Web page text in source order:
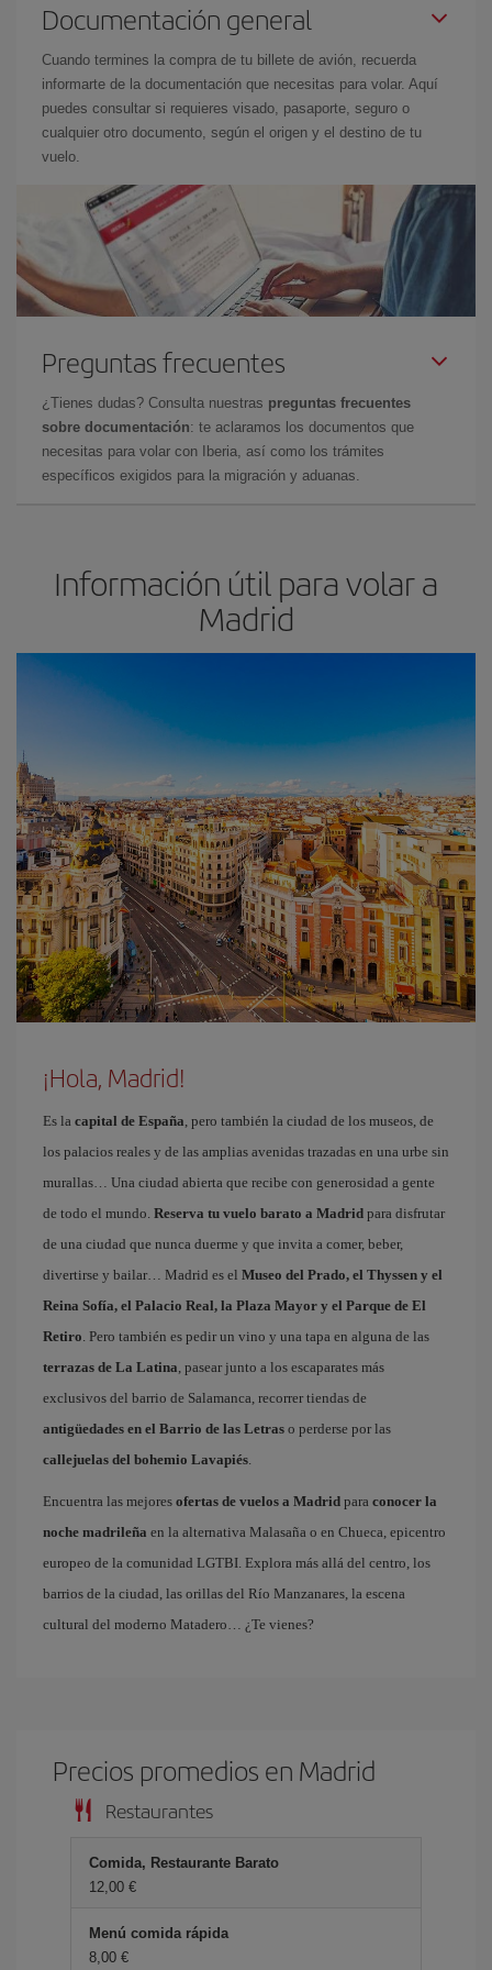
Documentación general
Cuando termines la compra de tu billete de avión, recuerda
informarte de la documentación que necesitas para volar. Aquí
puedes consultar si requieres visado, pasaporte, seguro o
cualquier otro documento, según el origen y el destino de tu
vuelo.
Preguntas frecuentes
¿Tienes dudas? Consulta nuestras preguntas frecuentes
sobre documentación: te aclaramos los documentos que
necesitas para volar con Iberia, así como los trámites
específicos exigidos para la migración y aduanas.
Información útil para volar a
Madrid
¡Hola, Madrid!
Es la capital de España, pero también la ciudad de los museos, de
los palacios reales y de las amplias avenidas trazadas en una urbe sin
murallas… Una ciudad abierta que recibe con generosidad a gente
de todo el mundo. Reserva tu vuelo barato a Madrid para disfrutar
de una ciudad que nunca duerme y que invita a comer, beber,
divertirse y bailar… Madrid es el Museo del Prado, el Thyssen y el
Reina Sofía, el Palacio Real, la Plaza Mayor y el Parque de El
Retiro. Pero también es pedir un vino y una tapa en alguna de las
terrazas de La Latina, pasear junto a los escaparates más
exclusivos del barrio de Salamanca, recorrer tiendas de
antigüedades en el Barrio de las Letras o perderse por las
callejuelas del bohemio Lavapiés.
Encuentra las mejores ofertas de vuelos a Madrid para conocer la
noche madrileña en la alternativa Malasaña o en Chueca, epicentro
europeo de la comunidad LGTBI. Explora más allá del centro, los
barrios de la ciudad, las orillas del Río Manzanares, la escena
cultural del moderno Matadero… ¿Te vienes?
Precios promedios en Madrid
Restaurantes
Comida, Restaurante Barato
12,00 €
Menú comida rápida
8,00 €